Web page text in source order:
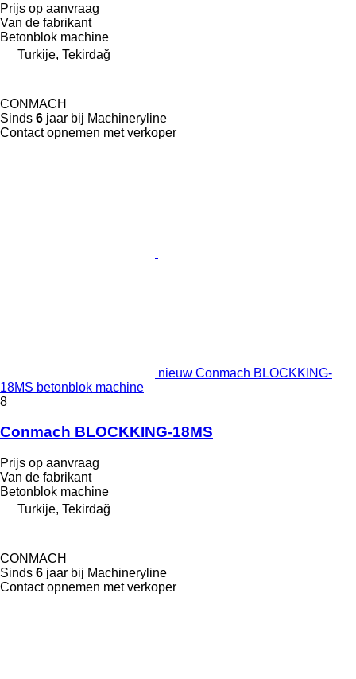
Prijs op aanvraag
Van de fabrikant
Betonblok machine
Turkije, Tekirdağ
CONMACH
Sinds 6 jaar bij Machineryline
Contact opnemen met verkoper
nieuw Conmach BLOCKKING-
18MS betonblok machine
8
Conmach BLOCKKING-18MS
Prijs op aanvraag
Van de fabrikant
Betonblok machine
Turkije, Tekirdağ
CONMACH
Sinds 6 jaar bij Machineryline
Contact opnemen met verkoper